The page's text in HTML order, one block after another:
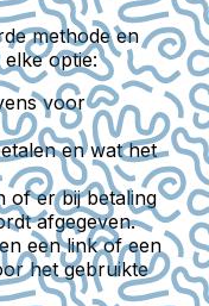
methode en
optie:
voor
en wat het
of er bij betaling
afgegeven.
een link of een
het gebruikte